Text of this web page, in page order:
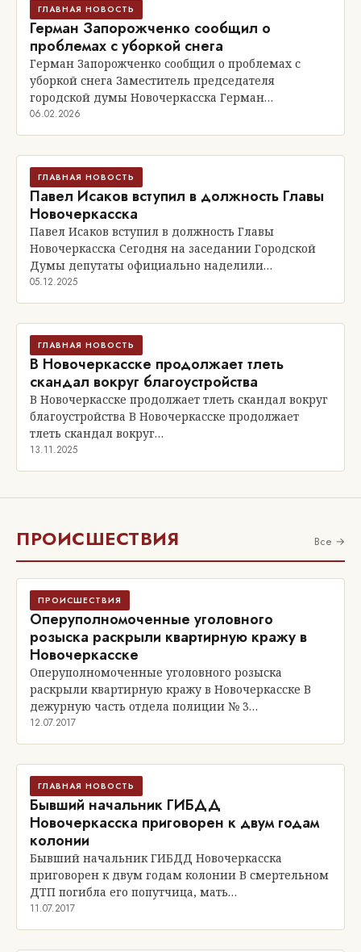
ГЛАВНАЯ НОВОСТЬ
Герман Запорожченко сообщил о
проблемах с уборкой снега
Герман Запорожченко сообщил о проблемах с
уборкой снега Заместитель председателя
городской думы Новочеркасска Герман…
06.02.2026
ГЛАВНАЯ НОВОСТЬ
Павел Исаков вступил в должность Главы
Новочеркасска
Павел Исаков вступил в должность Главы
Новочеркасска Сегодня на заседании Городской
Думы депутаты официально наделили…
05.12.2025
ГЛАВНАЯ НОВОСТЬ
В Новочеркасске продолжает тлеть
скандал вокруг благоустройства
В Новочеркасске продолжает тлеть скандал вокруг
благоустройства В Новочеркасске продолжает
тлеть скандал вокруг…
13.11.2025
ПРОИСШЕСТВИЯ Все →
ПРОИСШЕСТВИЯ
Оперуполномоченные уголовного
розыска раскрыли квартирную кражу в
Новочеркасске
Оперуполномоченные уголовного розыска
раскрыли квартирную кражу в Новочеркасске В
дежурную часть отдела полиции № 3…
12.07.2017
ГЛАВНАЯ НОВОСТЬ
Бывший начальник ГИБДД
Новочеркасска приговорен к двум годам
колонии
Бывший начальник ГИБДД Новочеркасска
приговорен к двум годам колонии В смертельном
ДТП погибла его попутчица, мать…
11.07.2017